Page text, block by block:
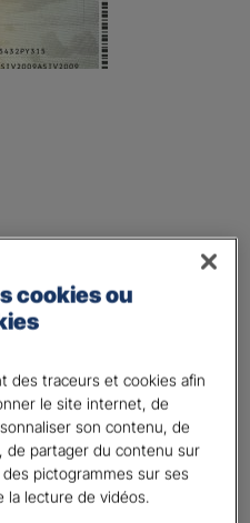
?*
cookies ou
des traceurs et cookies afin
le site internet, de
son contenu, de
de partager du contenu sur
pictogrammes sur ses
la lecture de vidéos.